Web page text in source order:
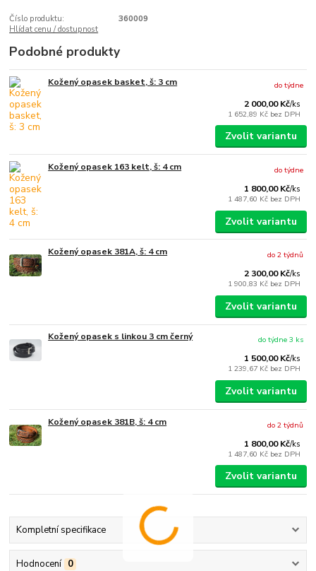
Číslo produktu:
360009
Hlídat cenu / dostupnost
Podobné produkty
Kožený opasek basket, š: 3 cm
2 000,00 Kč/ks
1 652,89 Kč bez DPH
do týdne
Zvolit variantu
Kožený opasek 163 kelt, š: 4 cm
1 800,00 Kč/ks
1 487,60 Kč bez DPH
do týdne
Zvolit variantu
Kožený opasek 381A, š: 4 cm
2 300,00 Kč/ks
1 900,83 Kč bez DPH
do 2 týdnů
Zvolit variantu
Kožený opasek s linkou 3 cm černý
1 500,00 Kč/ks
1 239,67 Kč bez DPH
do týdne 3 ks
Zvolit variantu
Kožený opasek 381B, š: 4 cm
1 800,00 Kč/ks
1 487,60 Kč bez DPH
do 2 týdnů
Zvolit variantu
Kompletní specifikace
Hodnocení 0